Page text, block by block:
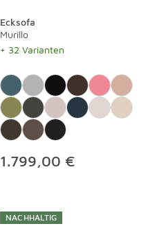
Ecksofa
Murillo
+ 32 Varianten
1.799,00 €
NACHHALTIG